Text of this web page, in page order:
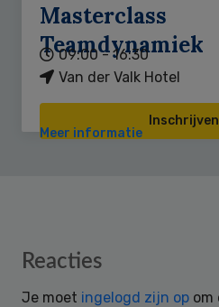
Masterclass
Teamdynamiek
09:00 - 16:30
Van der Valk Hotel
Inschrijven
Meer informatie
Reader
Reacties
Je moet ingelogd zijn op om